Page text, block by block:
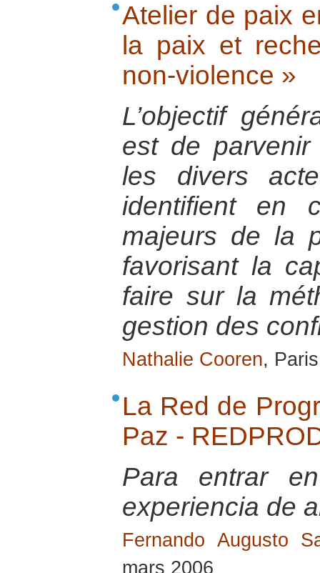
Atelier de paix
la paix et
non-violence »
L’objectif
est de
les divers
identifient en
majeurs de la
favorisant la
faire sur la
gestion des
Nathalie Cooren,
La Red de
Paz -
Para entrar
experiencia de
Fernando Augusto
mars 2006